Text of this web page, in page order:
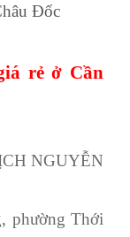
Đốc
rẻ ở Cần
NGUYỄN
phường Thới